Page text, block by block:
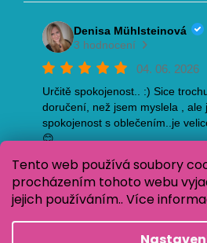
Tento web používá soubory
procházením tohoto webu
jejich používáním.. Více